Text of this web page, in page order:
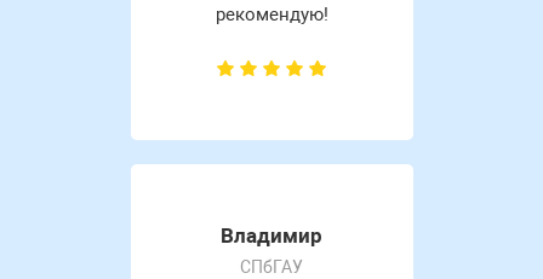
рекомендую!
Владимир
СПбГАУ